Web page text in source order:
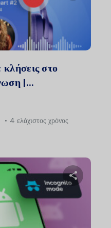
στο
|...
4 ελάχιστος χρόνος